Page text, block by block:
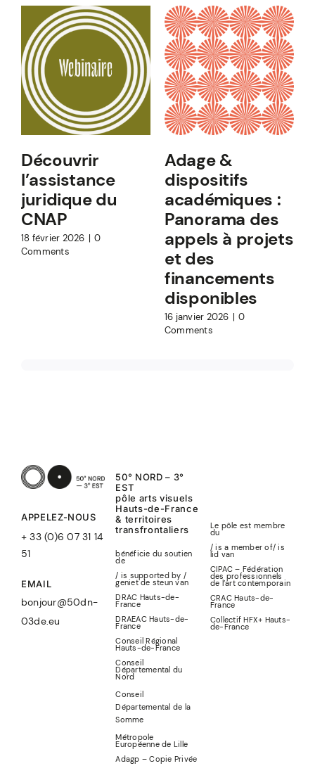
Découvrir
l’assistance
juridique du
CNAP
18 février 2026 | 0
Comments
Adage &
dispositifs
académiques :
Panorama des
appels à projets
et des
financements
disponibles
16 janvier 2026 | 0
Comments
APPELEZ-NOUS
+ 33 (0)6 07 31 14
51
EMAIL
bonjour@50dn-
03de.eu
50° NORD – 3°
EST
pôle arts visuels
Hauts-de-France
& territoires
transfrontaliers
bénéficie du soutien
de
/ is supported by /
geniet de steun van
DRAC Hauts-de-
France
DRAEAC Hauts-de-
France
Conseil Régional
Hauts-de-France
Conseil
Départemental du
Nord
Conseil
Départemental de la
Somme
Métropole
Européenne de Lille
Adagp – Copie Privée
Le pôle est membre
du
/ is a member of/is
lid van
CIPAC – Fédération
des professionnels
de l’art contemporain
CRAC Hauts-de-
France
Collectif HFX+ Hauts-
de-France